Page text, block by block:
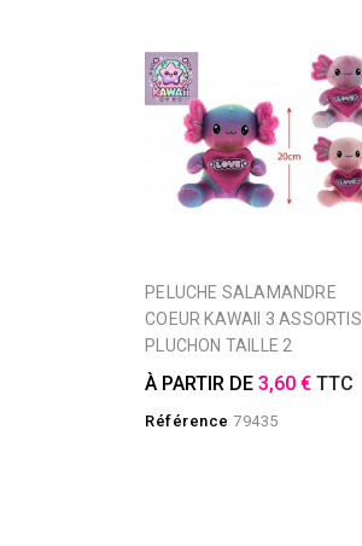
PELUCHE SALAMANDRE
COEUR KAWAII 3 ASSORTIS
PLUCHON TAILLE 2
À PARTIR DE3,60 € TTC
Référence 79435